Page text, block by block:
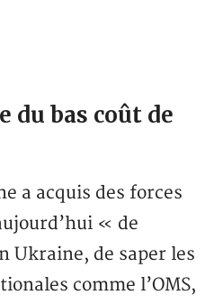
du bas coût de
a acquis des forces
« de
Ukraine, de saper les
comme l’OMS,